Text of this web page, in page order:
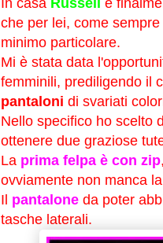
In casa Russell è
che per lei, come
minimo particolare.
Mi è stata data
femminili, prediligendo il
pantaloni di svariati
Nello specifico ho scelto
ottenere due graziose
La prima felpa è con zip
ovviamente non manca
Il pantaloneda poter
tasche laterali.